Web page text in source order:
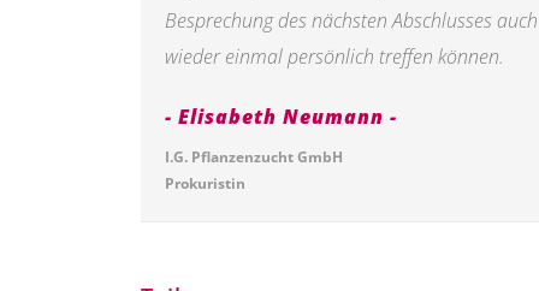
Besprechung des nächsten Abschlusses auch
wieder einmal persönlich treffen können.
Elisabeth Neumann
I.G. Pflanzenzucht GmbH
Prokuristin